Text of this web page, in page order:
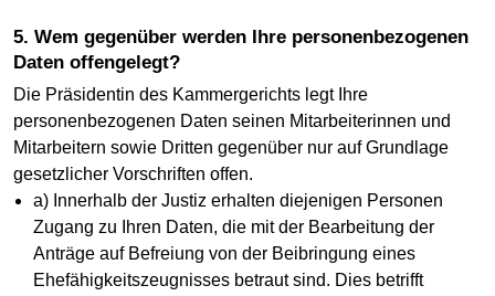
5. Wem gegenüber werden Ihre personenbezogenen
Daten offengelegt?
Die Präsidentin des Kammergerichts legt Ihre
personenbezogenen Daten seinen Mitarbeiterinnen und
Mitarbeitern sowie Dritten gegenüber nur auf Grundlage
gesetzlicher Vorschriften offen.
a) Innerhalb der Justiz erhalten diejenigen Personen
Zugang zu Ihren Daten, die mit der Bearbeitung der
Anträge auf Befreiung von der Beibringung eines
Ehefähigkeitszeugnisses betraut sind. Dies betrifft